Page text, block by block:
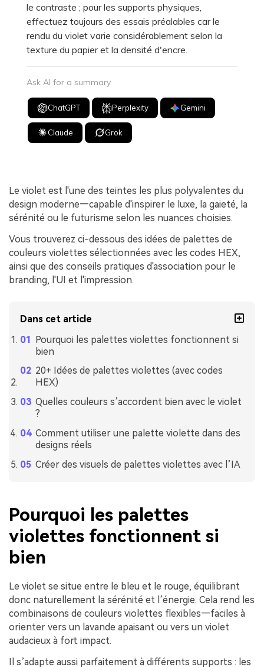
le contraste ; pour les supports physiques,
effectuez toujours des essais préalables car le
rendu du violet varie considérablement selon la
texture du papier et la densité d'encre.
Ask AI for a summary
ChatGPT Perplexity Gemini
Claude Grok
Le violet est l'une des teintes les plus polyvalentes du
design moderne—capable d'inspirer le luxe, la gaieté, la
sérénité ou le futurisme selon les nuances choisies.
Vous trouverez ci-dessous des idées de palettes de
couleurs violettes sélectionnées avec les codes HEX,
ainsi que des conseils pratiques d'association pour le
branding, l'UI et l'impression.
Dans cet article
Pourquoi les palettes violettes fonctionnent si
bien
20+ Idées de palettes violettes (avec codes
HEX)
Quelles couleurs s’accordent bien avec le violet
?
Comment utiliser une palette violette dans des
designs réels
Créer des visuels de palettes violettes avec l’IA
Pourquoi les palettes
violettes fonctionnent si
bien
Le violet se situe entre le bleu et le rouge, équilibrant
donc naturellement la sérénité et l’énergie. Cela rend les
combinaisons de couleurs violettes flexibles—faciles à
orienter vers un lavande apaisant ou vers un violet
audacieux à fort impact.
Il s’adapte aussi parfaitement à différents supports : les